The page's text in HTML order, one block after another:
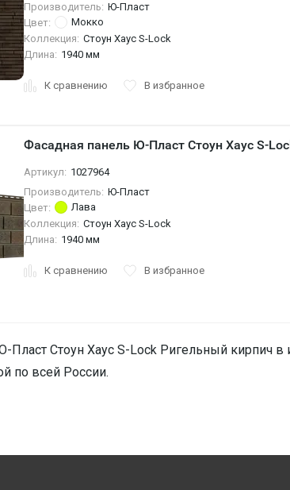
Производитель: Ю-Пласт
Цвет:
Мокко
Коллекция: Стоун Хаус S-Lock
Длина: 1940 мм
К сравнению В избранное
Фасадная панель Ю-Пласт Стоун Хаус S-
Артикул: 1027964
Производитель: Ю-Пласт
Цвет:
Лава
Коллекция: Стоун Хаус S-Lock
Длина: 1940 мм
К сравнению В избранное
Стоун Хаус S-Lock Ригельный кирпич в
по всей России.